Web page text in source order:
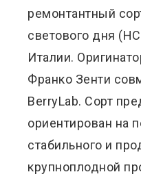
ремонтантный
светового дня
Италии.
Франко Зенти
BerryLab. Сорт
ориентирован на
стабильного и
крупноплодной